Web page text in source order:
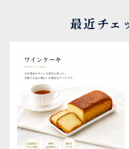
最近チェ